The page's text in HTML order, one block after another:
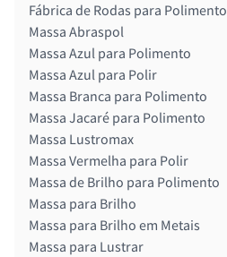
Fábrica de Rodas para Polimento
Massa Abraspol
Massa Azul para Polimento
Massa Azul para Polir
Massa Branca para Polimento
Massa Jacaré para Polimento
Massa Lustromax
Massa Vermelha para Polir
Massa de Brilho para Polimento
Massa para Brilho
Massa para Brilho em Metais
Massa para Lustrar